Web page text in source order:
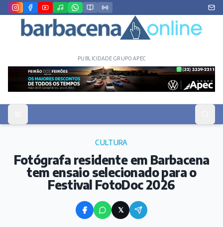
PUBLICIDADE GRUPO APEC
CULTURA
Fotógrafa residente em Barbacena
tem ensaio selecionado para o
Festival FotoDoc 2026
𝕏